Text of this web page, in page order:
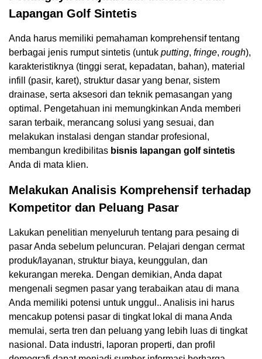
Lapangan Golf Sintetis
Anda harus memiliki pemahaman komprehensif tentang
berbagai jenis rumput sintetis (untuk putting, fringe, rough),
karakteristiknya (tinggi serat, kepadatan, bahan), material
infill (pasir, karet), struktur dasar yang benar, sistem
drainase, serta aksesori dan teknik pemasangan yang
optimal. Pengetahuan ini memungkinkan Anda memberi
saran terbaik, merancang solusi yang sesuai, dan
melakukan instalasi dengan standar profesional,
membangun kredibilitas bisnis lapangan golf sintetis
Anda di mata klien.
Melakukan Analisis Komprehensif terhadap
Kompetitor dan Peluang Pasar
Lakukan penelitian menyeluruh tentang para pesaing di
pasar Anda sebelum peluncuran. Pelajari dengan cermat
produk/layanan, struktur biaya, keunggulan, dan
kekurangan mereka. Dengan demikian, Anda dapat
mengenali segmen pasar yang terabaikan atau di mana
Anda memiliki potensi untuk unggul.. Analisis ini harus
mencakup potensi pasar di tingkat lokal di mana Anda
memulai, serta tren dan peluang yang lebih luas di tingkat
nasional. Data industri, laporan properti, dan profil